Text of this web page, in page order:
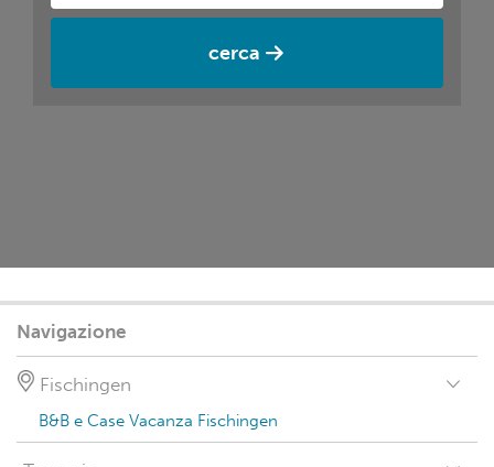
cerca
Navigazione
Fischingen
B&B e Case Vacanza Fischingen